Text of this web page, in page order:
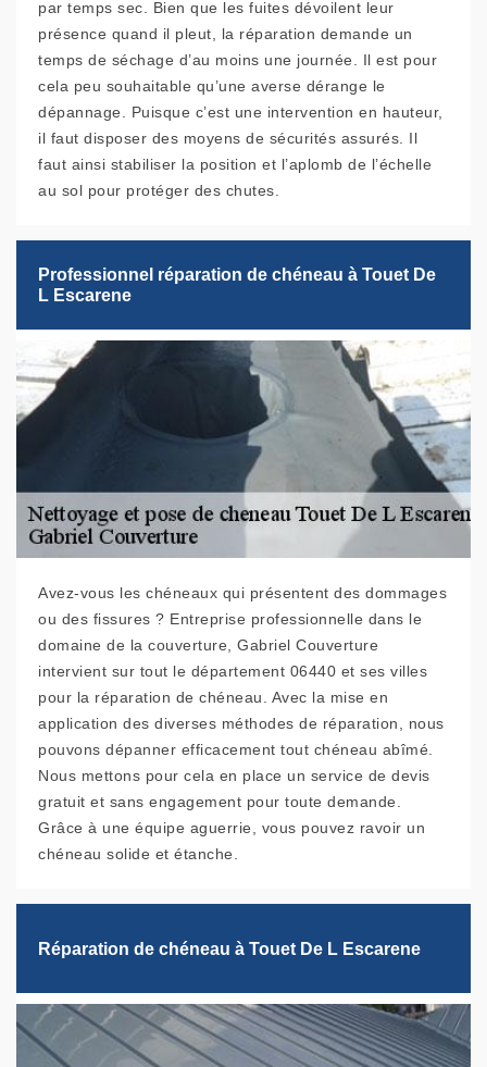
par temps sec. Bien que les fuites dévoilent leur
présence quand il pleut, la réparation demande un
temps de séchage d’au moins une journée. Il est pour
cela peu souhaitable qu’une averse dérange le
dépannage. Puisque c’est une intervention en hauteur,
il faut disposer des moyens de sécurités assurés. Il
faut ainsi stabiliser la position et l’aplomb de l’échelle
au sol pour protéger des chutes.
Professionnel réparation de chéneau à Touet De
L Escarene
Avez-vous les chéneaux qui présentent des dommages
ou des fissures ? Entreprise professionnelle dans le
domaine de la couverture, Gabriel Couverture
intervient sur tout le département 06440 et ses villes
pour la réparation de chéneau. Avec la mise en
application des diverses méthodes de réparation, nous
pouvons dépanner efficacement tout chéneau abîmé.
Nous mettons pour cela en place un service de devis
gratuit et sans engagement pour toute demande.
Grâce à une équipe aguerrie, vous pouvez ravoir un
chéneau solide et étanche.
Réparation de chéneau à Touet De L Escarene